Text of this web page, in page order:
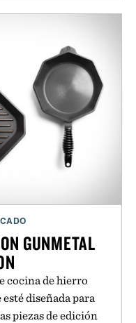
GUNMETAL
cocina de hierro
diseñada para
piezas de edición